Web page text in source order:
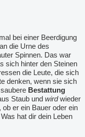
bei einer Beerdigung
die Urne des
Spinnen. Das war
sich hinter den Steinen
die Leute, die sich
denken, wenn sie sich
Bestattung
Staub und wirdwieder
er ein Bauer oder ein
hat dir dein Leben